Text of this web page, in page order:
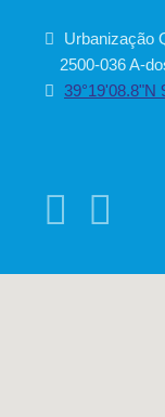
Urbanização
2500-036 A-
39°19'08.8"N